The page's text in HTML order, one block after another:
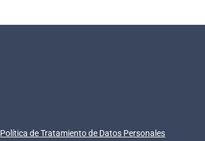
Política de Tratamiento de Datos Personales